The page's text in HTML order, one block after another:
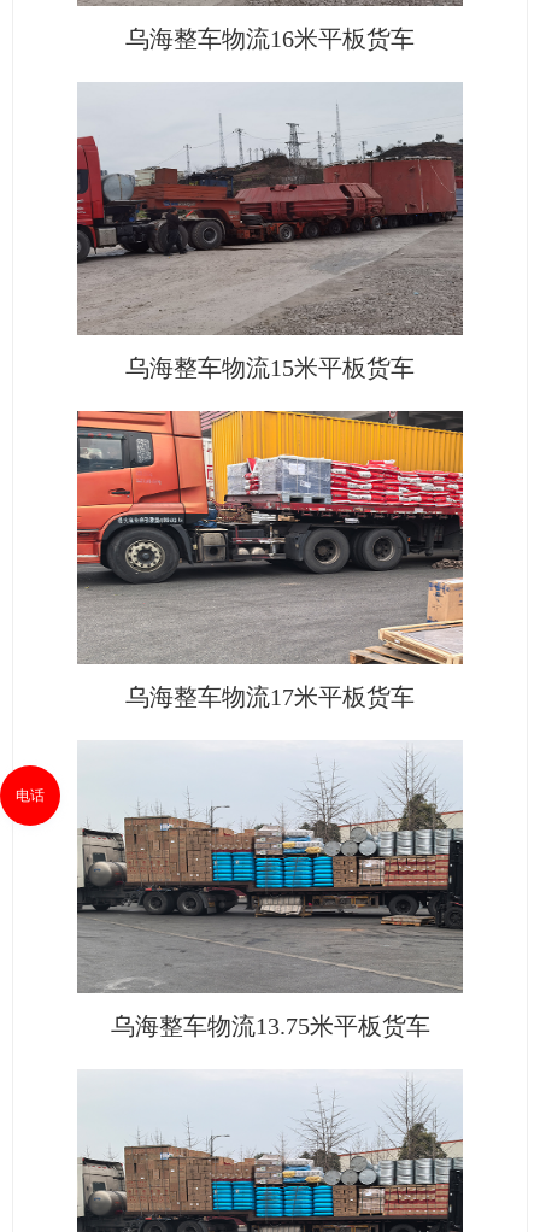
乌海整车物流16米平板货车
乌海整车物流15米平板货车
乌海整车物流17米平板货车
乌海整车物流13.75米平板货车
电话